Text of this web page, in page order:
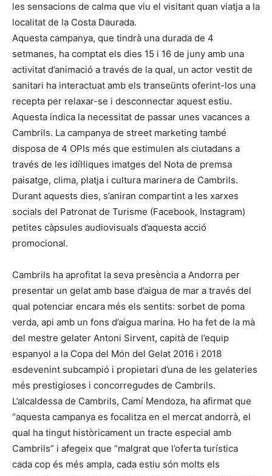
les sensacions de calma que viu el visitant quan viatja a la
localitat de la Costa Daurada.
Aquesta campanya, que tindrà una durada de 4
setmanes, ha comptat els dies 15 i 16 de juny amb una
activitat d’animació a través de la qual, un actor vestit de
sanitari ha interactuat amb els transeünts oferint-los una
recepta per relaxar-se i desconnectar aquest estiu.
Aquesta indica la necessitat de passar unes vacances a
Cambrils. La campanya de street marketing també
disposa de 4 OPIs més que estimulen als ciutadans a
través de les idíl·liques imatges del Nota de premsa
paisatge, clima, platja i cultura marinera de Cambrils.
Durant aquests dies, s’aniran compartint a les xarxes
socials del Patronat de Turisme (Facebook, Instagram)
petites càpsules audiovisuals d’aquesta acció
promocional.
Cambrils ha aprofitat la seva presència a Andorra per
presentar un gelat amb base d’aigua de mar a través del
qual potenciar encara més els sentits: sorbet de poma
verda, api amb un fons d’aigua marina. Ho ha fet de la mà
del mestre gelater Antoni Sirvent, capità de l’equip
espanyol a la Copa del Món del Gelat 2016 i 2018
esdevenint subcampió i propietari d’una de les gelateries
més prestigioses i concorregudes de Cambrils.
L’alcaldessa de Cambrils, Camí Mendoza, ha afirmat que
“aquesta campanya es focalitza en el mercat andorrà, el
qual ha tingut històricament un tracte especial amb
Cambrils” i afegeix que “malgrat que l’oferta turística
cada cop és més ampla, cada estiu són molts els